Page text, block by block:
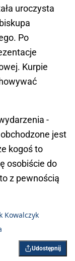
uroczysta
Po
Kurpie
-
jest
kogoś to
osobiście do
z pewnością
Kowalczyk
Udostępnij